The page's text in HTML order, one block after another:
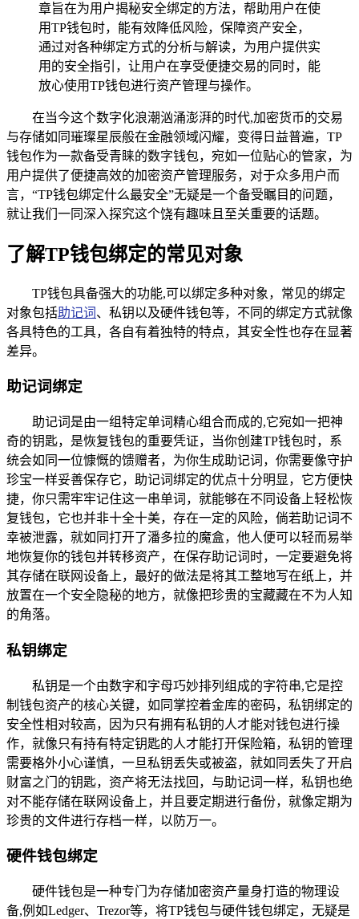
章旨在为用户揭秘安全绑定的方法，帮助用户在使
用TP钱包时，能有效降低风险，保障资产安全，
通过对各种绑定方式的分析与解读，为用户提供实
用的安全指引，让用户在享受便捷交易的同时，能
放心使用TP钱包进行资产管理与操作。
在当今这个数字化浪潮汹涌澎湃的时代,加密货币的交易
与存储如同璀璨星辰般在金融领域闪耀，变得日益普遍，TP
钱包作为一款备受青睐的数字钱包，宛如一位贴心的管家，为
用户提供了便捷高效的加密资产管理服务，对于众多用户而
言，“TP钱包绑定什么最安全”无疑是一个备受瞩目的问题，
就让我们一同深入探究这个饶有趣味且至关重要的话题。
了解TP钱包绑定的常见对象
TP钱包具备强大的功能,可以绑定多种对象，常见的绑定
对象包括助记词 、私钥以及硬件钱包等，不同的绑定方式就像
各具特色的工具，各自有着独特的特点，其安全性也存在显著
差异。
助记词绑定
助记词是由一组特定单词精心组合而成的,它宛如一把神
奇的钥匙，是恢复钱包的重要凭证，当你创建TP钱包时，系
统会如同一位慷慨的馈赠者，为你生成助记词，你需要像守护
珍宝一样妥善保存它，助记词绑定的优点十分明显，它方便快
捷，你只需牢牢记住这一串单词，就能够在不同设备上轻松恢
复钱包，它也并非十全十美，存在一定的风险，倘若助记词不
幸被泄露，就如同打开了潘多拉的魔盒，他人便可以轻而易举
地恢复你的钱包并转移资产，在保存助记词时，一定要避免将
其存储在联网设备上，最好的做法是将其工整地写在纸上，并
放置在一个安全隐秘的地方，就像把珍贵的宝藏藏在不为人知
的角落。
私钥绑定
私钥是一个由数字和字母巧妙排列组成的字符串,它是控
制钱包资产的核心关键，如同掌控着金库的密码，私钥绑定的
安全性相对较高，因为只有拥有私钥的人才能对钱包进行操
作，就像只有持有特定钥匙的人才能打开保险箱，私钥的管理
需要格外小心谨慎，一旦私钥丢失或被盗，就如同丢失了开启
财富之门的钥匙，资产将无法找回，与助记词一样，私钥也绝
对不能存储在联网设备上，并且要定期进行备份，就像定期为
珍贵的文件进行存档一样，以防万一。
硬件钱包绑定
硬件钱包是一种专门为存储加密资产量身打造的物理设
备,例如Ledger、Trezor等，将TP钱包与硬件钱包绑定，无疑是